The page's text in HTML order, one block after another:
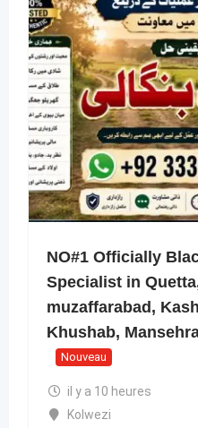
NO#1 Officially
Specialist in
muzaffarabad,
Khushab,
Nouveau
il y a 10 heures
Kolwezi